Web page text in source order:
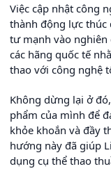
Việc cập nhật công
thành động lực
tư mạnh vào nghiên
các hãng quốc tế
thao với công nghệ
Không dừng lại ở
phẩm của mình để
khỏe khoắn và đầy
hướng này đã giúp
dụng cụ thể thao